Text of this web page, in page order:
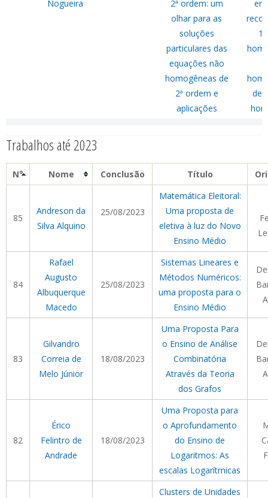
Nogueira
2ª ordem: um
olhar para as
soluções
particulares das
equações não
homogêneas de
2ª ordem e
aplicações
de
Trabalhos até 2023
N° Nome Conclusão Título
85
Andreson da
Silva Alquino
25/08/2023
Matemática Eleitoral:
Uma proposta de
eletiva à luz do Novo
Ensino Médio
84
Rafael
Augusto
Albuquerque
Macedo
25/08/2023
Sistemas Lineares e
Métodos Numéricos:
uma proposta para o
Ensino Médio
83
Gilvandro
Correia de
Melo Júnior
18/08/2023
Uma Proposta Para
o Ensino de Análise
Combinatória
Através da Teoria
dos Grafos
82
Érico
Felintro de
Andrade
18/08/2023
Uma Proposta para
o Aprofundamento
do Ensino de
Logaritmos: As
escalas Logarítmicas
Clusters de Unidades